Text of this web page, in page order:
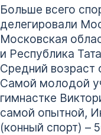
Больше всего
делегировали
Московская
и Республика
Средний возраст
Самой молодой
гимнастке
самой опытной,
(конный спорт) –